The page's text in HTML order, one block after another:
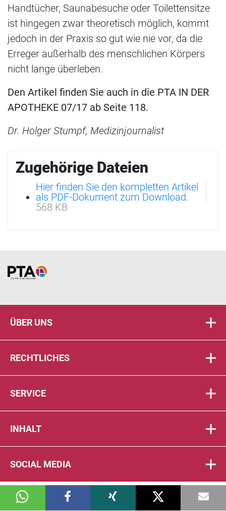
Handtücher, Saunabesuche oder Toilettensitze
ist hingegen zwar theoretisch möglich, kommt
jedoch in der Praxis so gut wie nie vor, da die
Erreger außerhalb des menschlichen Körpers
nicht lange überleben.
Den Artikel finden Sie auch in die PTA IN DER
APOTHEKE 07/17 ab Seite 118.
Dr. Holger Stumpf, Medizinjournalist
Zugehörige Dateien
Hier finden Sie den kompletten Artikel
als PDF-Dokument zum Download.
568 KB
Home
ÜBER UNS
RECHTLICHES
SERVICE
INHALT
SOCIAL MEDIA
© 2026 DIE PTA IN DER APOTHEKE